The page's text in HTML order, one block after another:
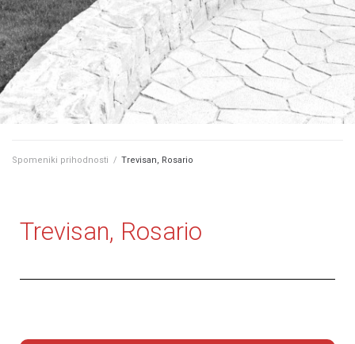
Spomeniki prihodnosti / Trevisan, Rosario
Trevisan, Rosario